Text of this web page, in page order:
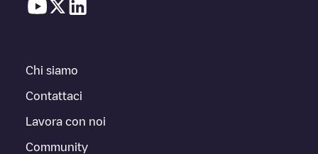
Chi siamo
Contattaci
Lavora con noi
Community